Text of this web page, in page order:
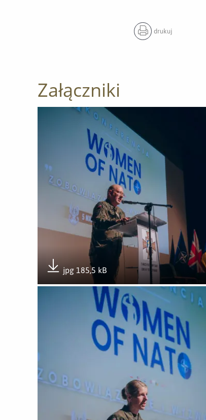
drukuj
Załączniki
Otwórz załącznik II międzynarodowa
jpg 185,5 kB
Pobierz załącznik
Otwórz załącznik II międzynarodowa